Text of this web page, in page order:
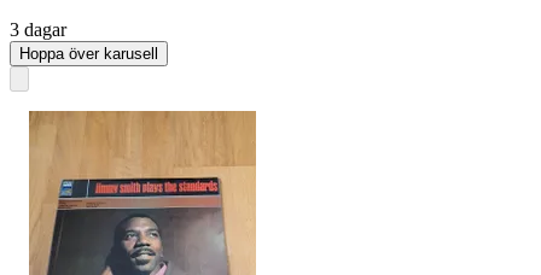
3 dagar
Hoppa över karusell